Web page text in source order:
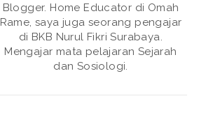
Blogger. Home Educator di Omah
Rame, saya juga seorang pengajar
di BKB Nurul Fikri Surabaya.
Mengajar mata pelajaran Sejarah
dan Sosiologi.